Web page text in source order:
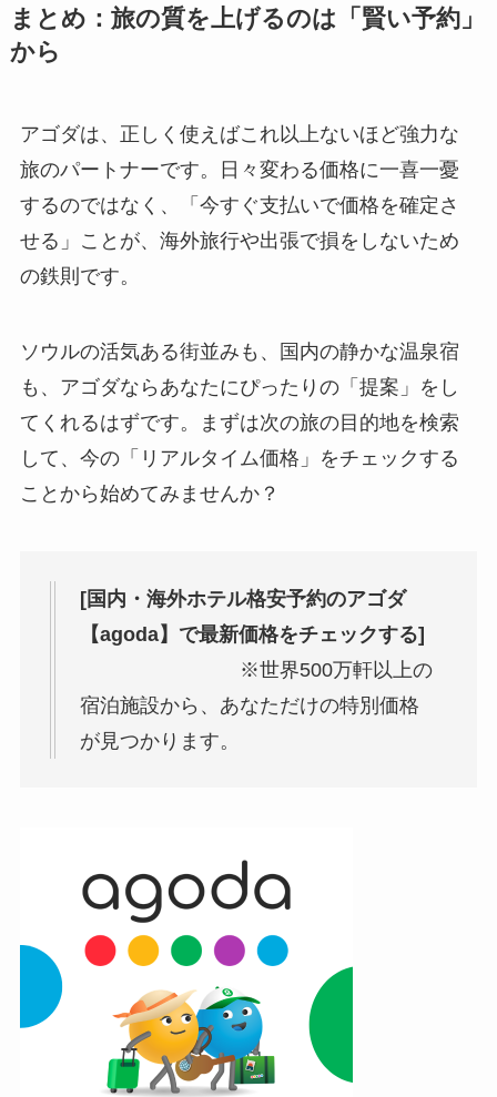
まとめ：旅の質を上げるのは「賢い予約」
から
アゴダは、正しく使えばこれ以上ないほど強力な
旅のパートナーです。日々変わる価格に一喜一憂
するのではなく、「今すぐ支払いで価格を確定さ
せる」ことが、海外旅行や出張で損をしないため
の鉄則です。
ソウルの活気ある街並みも、国内の静かな温泉宿
も、アゴダならあなたにぴったりの「提案」をし
てくれるはずです。まずは次の旅の目的地を検索
して、今の「リアルタイム価格」をチェックする
ことから始めてみませんか？
[国内・海外ホテル格安予約のアゴダ
【agoda】で最新価格をチェックする]
※世界500万軒以上の
宿泊施設から、あなただけの特別価格
が見つかります。